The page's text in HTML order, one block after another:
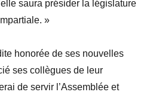
saura présider la législature
»
honorée de ses nouvelles
ses collègues de leur
de servir l’Assemblée et